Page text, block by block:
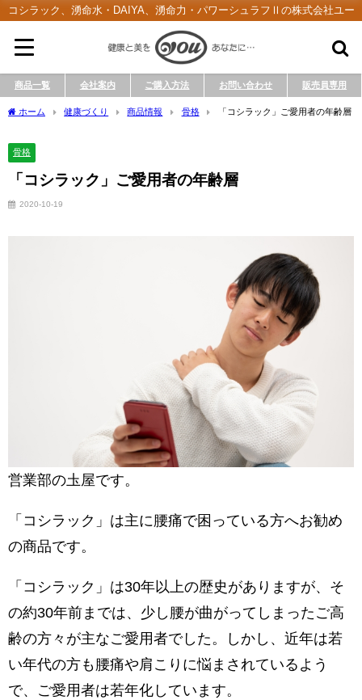
コシラック、湧命水・DAIYA、湧命力・パワーシュラフⅡの株式会社ユー
商品一覧 会社案内 ご購入方法 お問い合わせ 販売員専用
ホーム 健康づくり 商品情報 骨格 「コシラック」ご愛用者の年齢層
骨格
「コシラック」ご愛用者の年齢層
2020-10-19
営業部の圡屋です。
「コシラック」は主に腰痛で困っている方へお勧め
の商品です。
「コシラック」は30年以上の歴史がありますが、そ
の約30年前までは、少し腰が曲がってしまったご高
齢の方々が主なご愛用者でした。しかし、近年は若
い年代の方も腰痛や肩こりに悩まされているよう
で、ご愛用者は若年化しています。